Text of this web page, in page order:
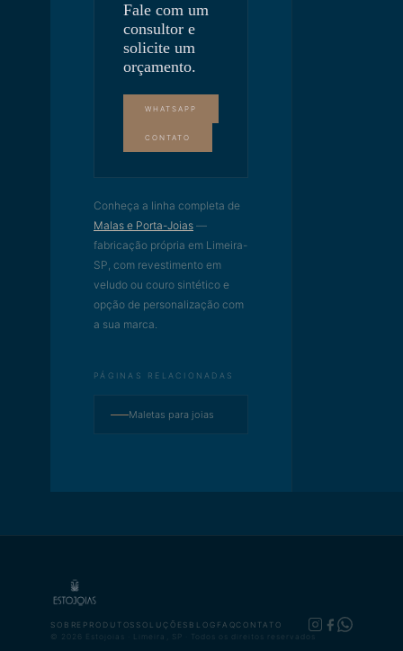
Fale com um
consultor e
solicite um
orçamento.
WHATSAPP
CONTATO
Conheça a linha completa de
Malas e Porta-Joias —
fabricação própria em Limeira-
SP, com revestimento em
veludo ou couro sintético e
opção de personalização com
a sua marca.
PÁGINAS RELACIONADAS
Maletas para joias
SOBRE PRODUTOS SOLUÇÕES BLOG FAQCONTATO
© 2026 Estojoias · Limeira, SP · Todos os direitos reservados